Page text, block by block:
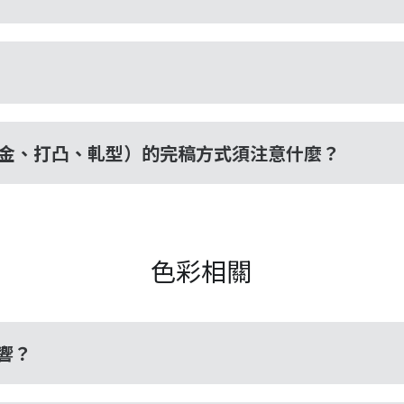
、打凸、軋型）的完稿方式須注意什麼？
色彩相關
？